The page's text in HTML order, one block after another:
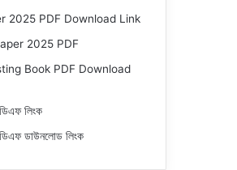
2025 PDF Download Link
2025 PDF
Book PDF Download
লিংক
ডাউনলোড লিংক